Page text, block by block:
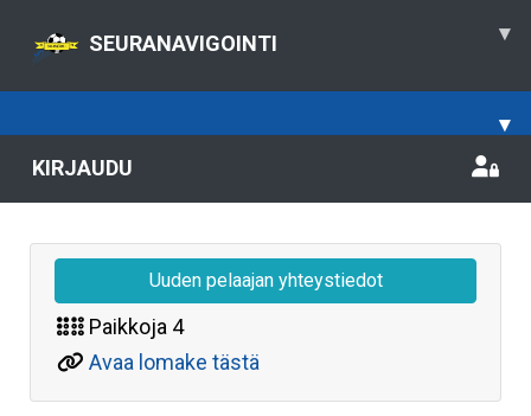
SEURANAVIGOINTI ▾
▾
KIRJAUDU
Uuden pelaajan yhteystiedot
Paikkoja 4
Avaa lomake tästä